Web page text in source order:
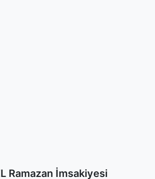
Ramazan İmsakiyesi